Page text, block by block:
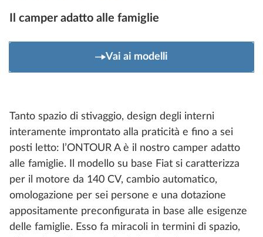
Il camper adatto alle famiglie
Vai ai modelli
Tanto spazio di stivaggio, design degli interni
interamente improntato alla praticità e fino a sei
posti letto: l’ONTOUR A è il nostro camper adatto
alle famiglie. Il modello su base Fiat si caratterizza
per il motore da 140 CV, cambio automatico,
omologazione per sei persone e una dotazione
appositamente preconfigurata in base alle esigenze
delle famiglie. Esso fa miracoli in termini di spazio,